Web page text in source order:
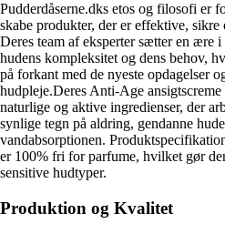
Pudderdåserne.dks etos og filosofi er
skabe produkter, der er effektive, sikre
Deres team af eksperter sætter en ære
hudens kompleksitet og dens behov,
på forkant med de nyeste opdagelser
hudpleje.Deres Anti-Age
naturlige og aktive ingredienser, der
synlige tegn på aldring, gendanne
vandabsorptionen.
er 100% fri for parfume, hvilket gør
sensitive hudtyper.
Produktion og Kvalitet